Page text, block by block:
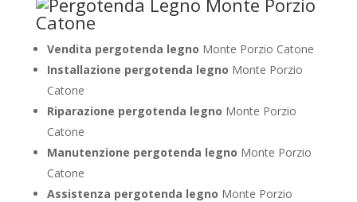
Vendita pergotenda legno Monte Porzio Catone
Installazione pergotenda legno Monte Porzio
Catone
Riparazione pergotenda legno Monte Porzio
Catone
Manutenzione pergotenda legno Monte Porzio
Catone
Assistenza pergotenda legno Monte Porzio